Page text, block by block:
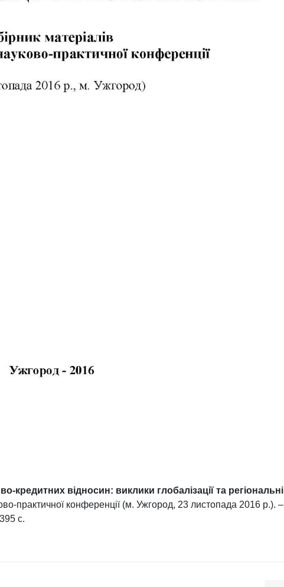
кредитних відносин: виклики глобалізації та регіональні
практичної конференції (м. Ужгород, 23 листопада 2016 р.). –
с.